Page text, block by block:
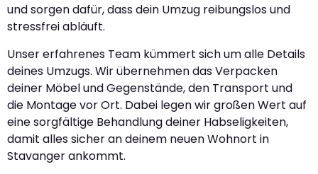
und sorgen dafür, dass dein Umzug reibungslos und
stressfrei abläuft.
Unser erfahrenes Team kümmert sich um alle Details
deines Umzugs. Wir übernehmen das Verpacken
deiner Möbel und Gegenstände, den Transport und
die Montage vor Ort. Dabei legen wir großen Wert auf
eine sorgfältige Behandlung deiner Habseligkeiten,
damit alles sicher an deinem neuen Wohnort in
Stavanger ankommt.